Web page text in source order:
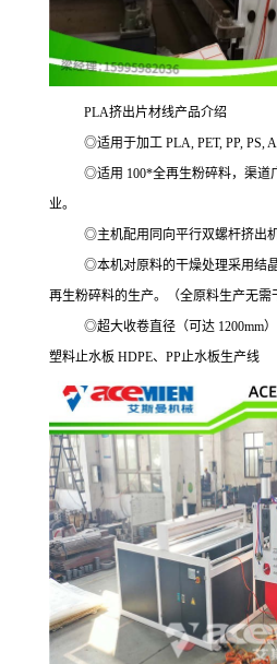
PLA挤出片材线产品介绍
◎适用于加工 PLA, PET, PP, PS,
◎适用 100*全再生粉碎料，渠道
业。
◎主机配用同向平行双螺杆挤出
◎本机对原料的干燥处理采用结
再生粉碎料的生产。（全原料生产无需
◎超大收卷直径（可达 1200mm）
塑料止水板 HDPE、 PP止水板生产线